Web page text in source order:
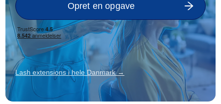
Opret en opgave
Lash extensions i hele Danmark →